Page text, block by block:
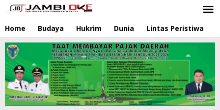
Lewati
ke
konten
Home Budaya Hukrim Dunia Lintas Peristiwa